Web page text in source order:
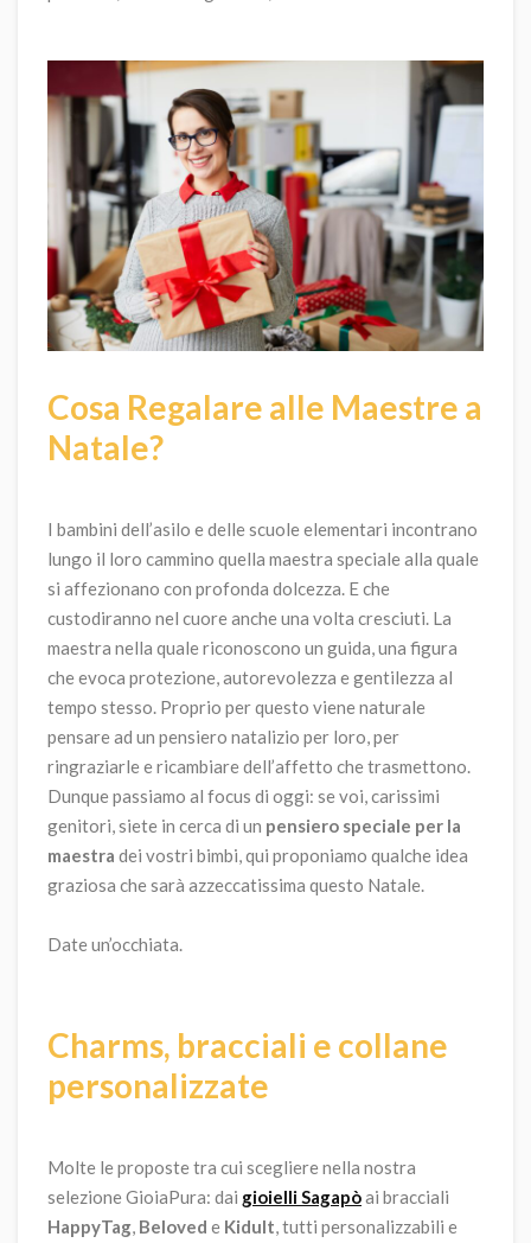
Cosa Regalare alle Maestre a
Natale?
I bambini dell’asilo e delle scuole elementari incontrano
lungo il loro cammino quella maestra speciale alla quale
si affezionano con profonda dolcezza. E che
custodiranno nel cuore anche una volta cresciuti. La
maestra nella quale riconoscono un guida, una figura
che evoca protezione, autorevolezza e gentilezza al
tempo stesso. Proprio per questo viene naturale
pensare ad un pensiero natalizio per loro, per
ringraziarle e ricambiare dell’affetto che trasmettono.
Dunque passiamo al focus di oggi: se voi, carissimi
genitori, siete in cerca di un pensiero speciale per la
maestra dei vostri bimbi, qui proponiamo qualche idea
graziosa che sarà azzeccatissima questo Natale.
Date un’occhiata.
Charms, bracciali e collane
personalizzate
Molte le proposte tra cui scegliere nella nostra
selezione GioiaPura: dai gioielli Sagapòai bracciali
HappyTag, Beloved e Kidult, tutti personalizzabili e